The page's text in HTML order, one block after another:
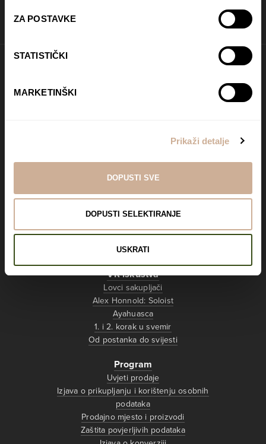
ZA POSTAVKE
STATISTIČKI
MARKETINŠKI
Prikaži detalje
DOPUSTI SVE
DOPUSTI SELEKTIRANJE
USKRATI
Partneri
Teleportaciju u škole!
Kontakt
VR iskustva
Lovci sakupljači
Alex Honnold: Soloist
Ayahuasca
1. i 2. korak u svemir
Od postanka do svijesti
Program
Uvjeti prodaje
Izjava o prikupljanju i korištenju osobnih
podataka
Prodajno mjesto i proizvodi
Zaštita povjerljivih podataka